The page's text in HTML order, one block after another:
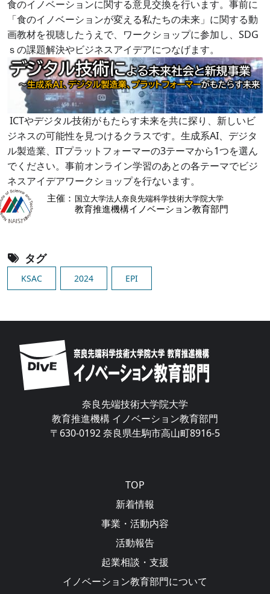
食のイノベーションに関する意見交換を行います。事前に
「食のイノベーションが変える私たちの未来」に関する動
画教材を視聴したうえで、ワークショップに参加し、SDG
ｓの課題解決やビジネスアイデアにつなげます。
ICTやデジタル技術がもたらす未来を共に探り、新しいビ
ジネスの可能性を見つけるクラスです。生成系AI、デジタ
ル製造業、ITプラットフォーマーの3テーマから1つを選ん
でください。事前オンライン学習のあとの各テーマでビジ
ネスアイデアワークショップを行ないます。
タグ
KSAC 2024 EPI
Image
奈良先端技術大学院大学
教育推進機構 イノベーション教育部門
〒630-0192 奈良県生駒市高山町8916-5
TOP
新着情報
事業・活動内容
活動報告
起業相談・支援
イノベーション教育部門について